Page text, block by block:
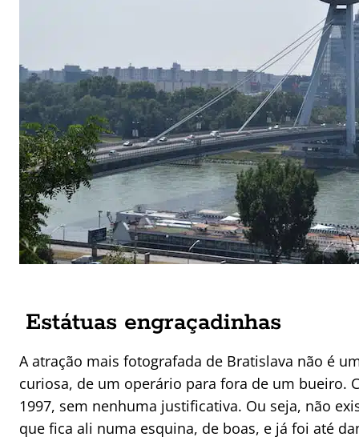
Estátuas engraçadinhas
A atração mais fotografada de Bratislava não é
curiosa, de um operário para fora de um bueiro.
1997, sem nenhuma justificativa. Ou seja, não
que fica ali numa esquina, de boas, e já foi até